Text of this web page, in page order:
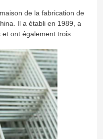
de la fabrication de
Il a établi en 1989, a
ont également trois